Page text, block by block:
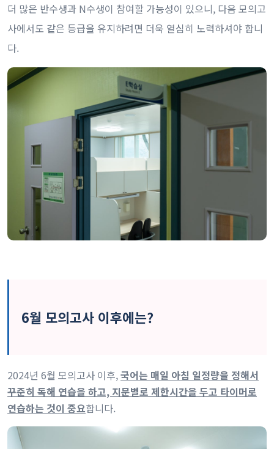
더 많은 반수생과 N수생이 참여할 가능성이 있으니, 다음 모의고
사에서도 같은 등급을 유지하려면 더욱 열심히 노력하셔야 합니
다.
6월 모의고사 이후에는?
2024년 6월 모의고사 이후,국어는 매일 아침 일정량을 정해서
꾸준히 독해 연습을 하고, 지문별로 제한시간을 두고 타이머로
연습하는 것이 중요합니다.